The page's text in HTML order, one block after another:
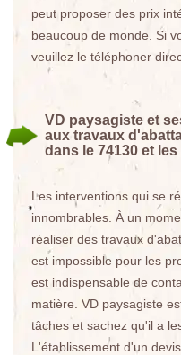
peut proposer des prix
beaucoup de monde. Si
veuillez le téléphoner
VD paysagiste et
aux travaux
dans le 74130 et
Les interventions qui se
innombrables. À un
réaliser des travaux
est impossible pour les
est indispensable de
matière. VD paysagiste
tâches et sachez qu'il a
L'établissement d'un